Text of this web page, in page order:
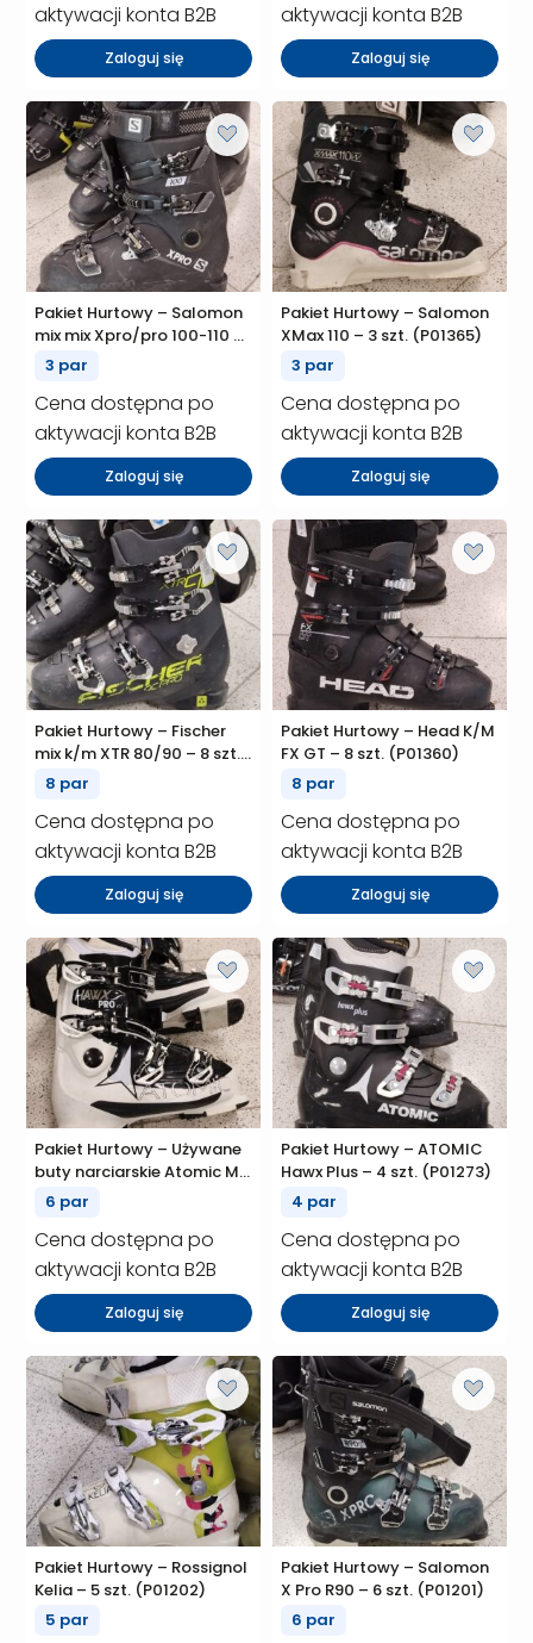
aktywacji konta B2B
Zaloguj się
aktywacji konta B2B
Zaloguj się
Pakiet Hurtowy – Salomon
mix mix Xpro/pro 100-110 –
3 szt. (P01368)
3 par
Cena dostępna po
aktywacji konta B2B
Zaloguj się
Pakiet Hurtowy – Salomon
XMax 110 – 3 szt. (P01365)
3 par
Cena dostępna po
aktywacji konta B2B
Zaloguj się
Pakiet Hurtowy – Fischer
mix k/m XTR 80/90 – 8 szt.
(P01361)
8 par
Cena dostępna po
aktywacji konta B2B
Zaloguj się
Pakiet Hurtowy – Head K/M
FX GT – 8 szt. (P01360)
8 par
Cena dostępna po
aktywacji konta B2B
Zaloguj się
Pakiet Hurtowy – Używane
buty narciarskie Atomic Mix
Hawx pro/Hawx
plus/Hawx90 – 6 szt.
(P01358)
6 par
Cena dostępna po
aktywacji konta B2B
Zaloguj się
Pakiet Hurtowy – ATOMIC
Hawx Plus – 4 szt. (P01273)
4 par
Cena dostępna po
aktywacji konta B2B
Zaloguj się
Pakiet Hurtowy – Rossignol
Kelia – 5 szt. (P01202)
5 par
Pakiet Hurtowy – Salomon
X Pro R90 – 6 szt. (P01201)
6 par